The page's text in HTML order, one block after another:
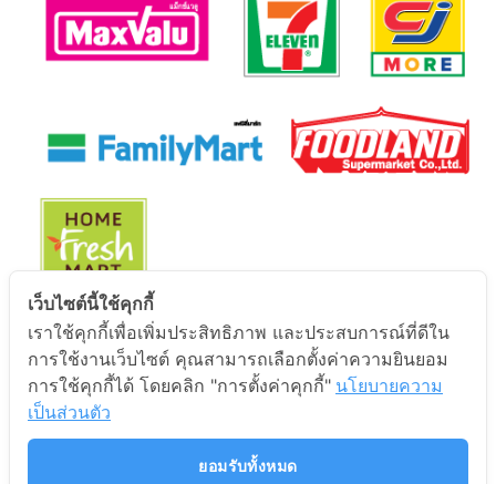
นโยบายการคุ้มครองข้อมูลส่วนบุคคล
นโยบายการคุ้มครองข้อมูลส่วนบุคคล
เว็บไซต์นี้ใช้คุกกี้
เราใช้คุกกี้เพื่อเพิ่มประสิทธิภาพ และประสบการณ์ที่ดีใน
การใช้งานเว็บไซต์ คุณสามารถเลือกตั้งค่าความยินยอม
การใช้คุกกี้ได้ โดยคลิก "การตั้งค่าคุกกี้" นโยบายความ
เป็นส่วนตัว
ยอมรับทั้งหมด